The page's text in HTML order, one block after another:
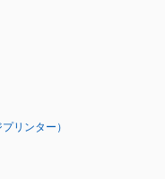
リンター）